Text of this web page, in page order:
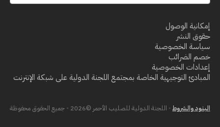
إمكانية الوصول
حقوق النشر
سياسة الخصوصية
خصم الضرائب
إعدادات الخصوصية
المبادئ التوجيهية الخاصة بمجتمع اللجنة الدولية على شبكة الإنترنت
البنود والشروط - اللجنة الدولية للصليب الأحمر ©2026 - جميع الحقوق محفوظة